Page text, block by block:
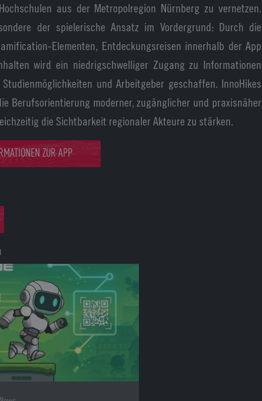
aus der Metropolregion Nürnberg zu vernetzen.
der spielerische Ansatz im Vordergrund: Durch die
Elementen, Entdeckungsreisen innerhalb der App
wird ein niedrigschwelliger Zugang zu Informationen
und Arbeitgeber geschaffen. InnoHikes
Berufsorientierung moderner, zugänglicher und praxisnäher
die Sichtbarkeit regionaler Akteure zu stärken.
ZUR APP